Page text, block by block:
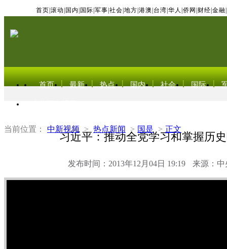
首页 滚动 国内 国际 军事 社会 地方 港澳 台湾 华人 侨网 财经 金融
首页 最新 热点 国内 社会 国际
当前位置： 中新视频 > 热点新闻 > 国是 > 正文
习近平：推动全党学习和掌握历
发布时间：2013年12月04日 19:19 来源：中